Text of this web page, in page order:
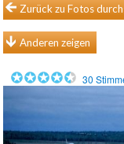
Zurück zu Fotos
Anderen zeigen
30